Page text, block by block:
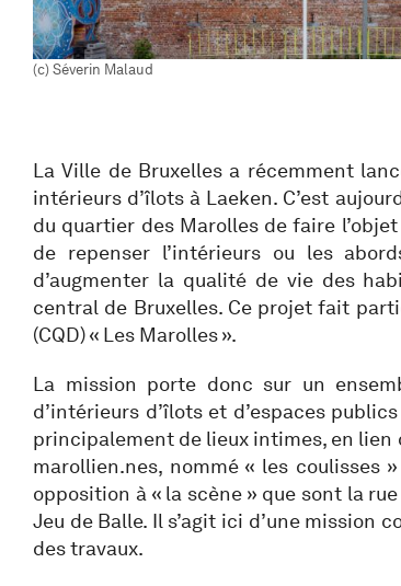
(c) Séverin Malaud
La Ville de Bruxelles a récemment
intérieurs d’îlots à Laeken. C’est
du quartier des Marolles de faire
de repenser l’intérieurs ou les
d’augmenter la qualité de vie des
central de Bruxelles. Ce projet fait
(CQD) « Les Marolles ».
La mission porte donc sur un
d’intérieurs d’îlots et d’espaces
principalement de lieux intimes, en
marollien.nes, nommé « les coulisses
opposition à « la scène » que sont la
Jeu de Balle. Il s’agit ici d’une mission
des travaux.